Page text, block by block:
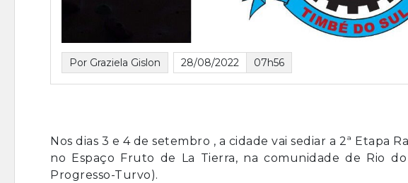
Por Graziela Gislon 28/08/2022 07h56
Nos dias 3 e 4 de setembro , a cidade vai sediar a 2ª Etapa
no Espaço Fruto de La Tierra, na comunidade de Rio
Progresso-Turvo).